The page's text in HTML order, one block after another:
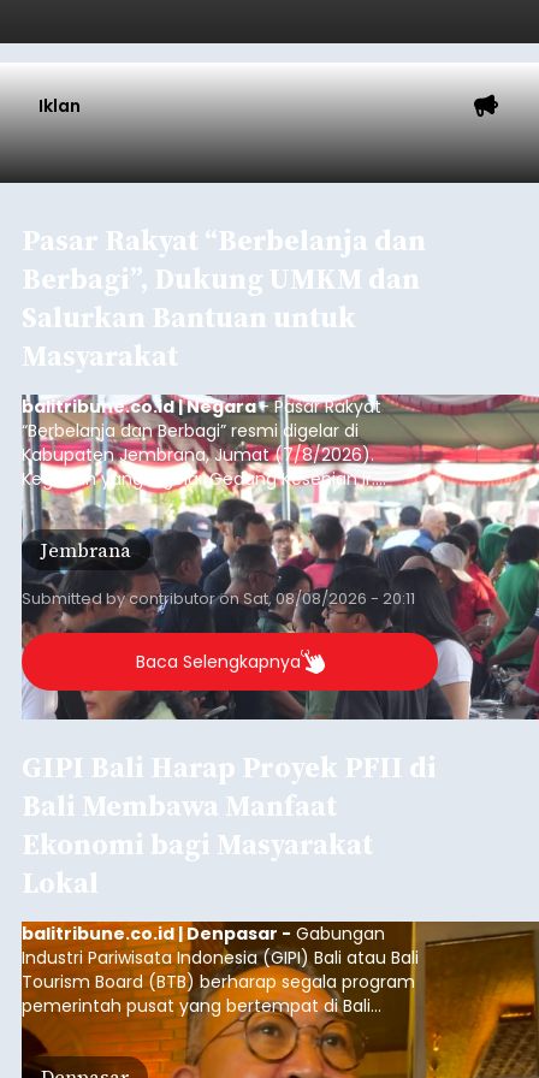
Iklan
Pasar Rakyat “Berbelanja dan
Berbagi”, Dukung UMKM dan
Salurkan Bantuan untuk
Masyarakat
balitribune.co.id | Negara- Pasar Rakyat
“Berbelanja dan Berbagi” resmi digelar di
Kabupaten Jembrana, Jumat (7/8/2026).
Kegiatan yang digelar Gedung Kesenian Ir.
Soekarno ini memadukan pemberdayaan
ekonomi masyarakat dengan aksi sosial tersebut
mendapat antusiasme tinggi dan mencatat nilai
transaksi mencapai Rp672.733.200.
Jembrana
Submitted bycontributoronSat, 08/08/2026 - 20:11
Baca Selengkapnya
GIPI Bali Harap Proyek PFII di
Bali Membawa Manfaat
Ekonomi bagi Masyarakat
Lokal
balitribune.co.id | Denpasar - Gabungan
Industri Pariwisata Indonesia (GIPI) Bali atau Bali
Tourism Board (BTB) berharap segala program
pemerintah pusat yang bertempat di Bali
membawa dampak positif bagi masyarakat lokal.
"Program pemerintah ini (Bali sebagai Pusat